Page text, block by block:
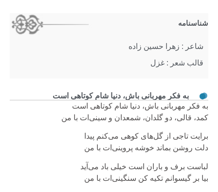
به فكر مهربانی باش، دنيا شام كوتاهی است
به فكر مهربانی باش، دنيا شام كوتاهی است
كمد، قالی، دو گلدان، شمعدان و سينی‌ات با من
برايت تاجی از گل‌های كوهی می‌کنم پيدا
دلت روشن بماند خوشه پروينی‌ات با من
لباست برف و باران است خيلی باد می‌آيد
بيا بر گيسوانم تكيه كن سنگينی‌ات با من
شناسنامه
شاعر : زهرا حسین زاده
قالب شعر : غزل